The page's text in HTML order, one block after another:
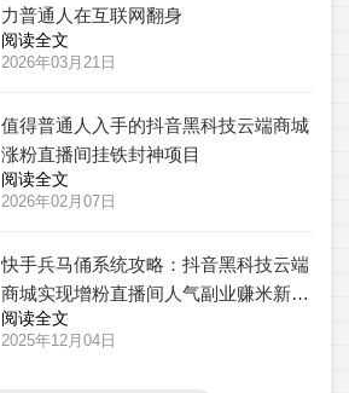
力普通人在互联网翻身
阅读全文
2026年03月21日
值得普通人入手的抖音黑科技云端商城
涨粉直播间挂铁封神项目
阅读全文
2026年02月07日
快手兵马俑系统攻略：抖音黑科技云端
商城实现增粉直播间人气副业赚米新思
路！
阅读全文
2025年12月04日